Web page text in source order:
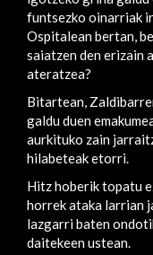
funtsezko oinarriak
Ospitalean bertan,
saiatzen den erizain
ateratzea?
Bitartean,
galdu duen
aurkituko zain
hilabeteak etorri.
Hitz hoberik topatu
horrek ataka larrian
lazgarri baten
daitekeen ustean.